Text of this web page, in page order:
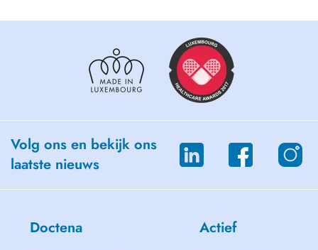
Volg ons en bekijk ons
laatste nieuws
Doctena Actief